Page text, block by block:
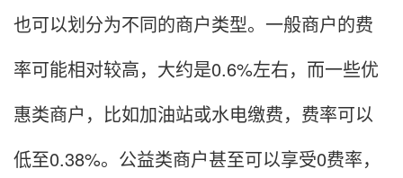
也可以划分为不同的商户类型。一般商户的费
率可能相对较高，大约是0.6%左右，而一些优
惠类商户，比如加油站或水电缴费，费率可以
低至0.38%。公益类商户甚至可以享受0费率，